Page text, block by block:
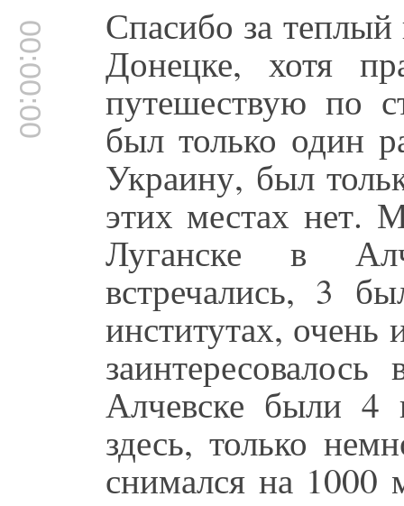
00:00:00 Спасибо за
Донецке, хотя
путешествую по
был только один
Украину, был
этих местах нет.
Луганске в
встречались, 3
институтах, очень
Алчевске были 4
здесь, только
снимался на 1000